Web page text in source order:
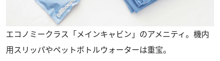
エコノミークラス「メインキャビン」のアメニティ。機内
用スリッパやペットボトルウォーターは重宝。